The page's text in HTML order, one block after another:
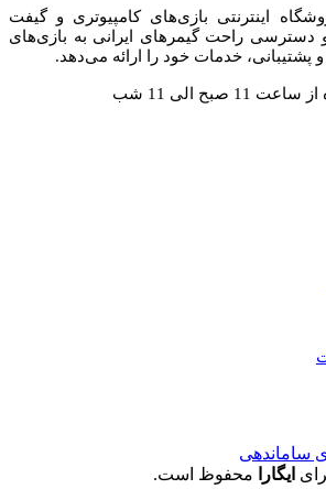
اینترنتی بازی‌های کامپیوتری و گیفت
دسترسی راحت گیمرهای ایرانی به بازی‌های
و پشتیبانی، خدمات خود را ارائه می‌دهد.
الی 11 شب
ایگارا محفوظ است.